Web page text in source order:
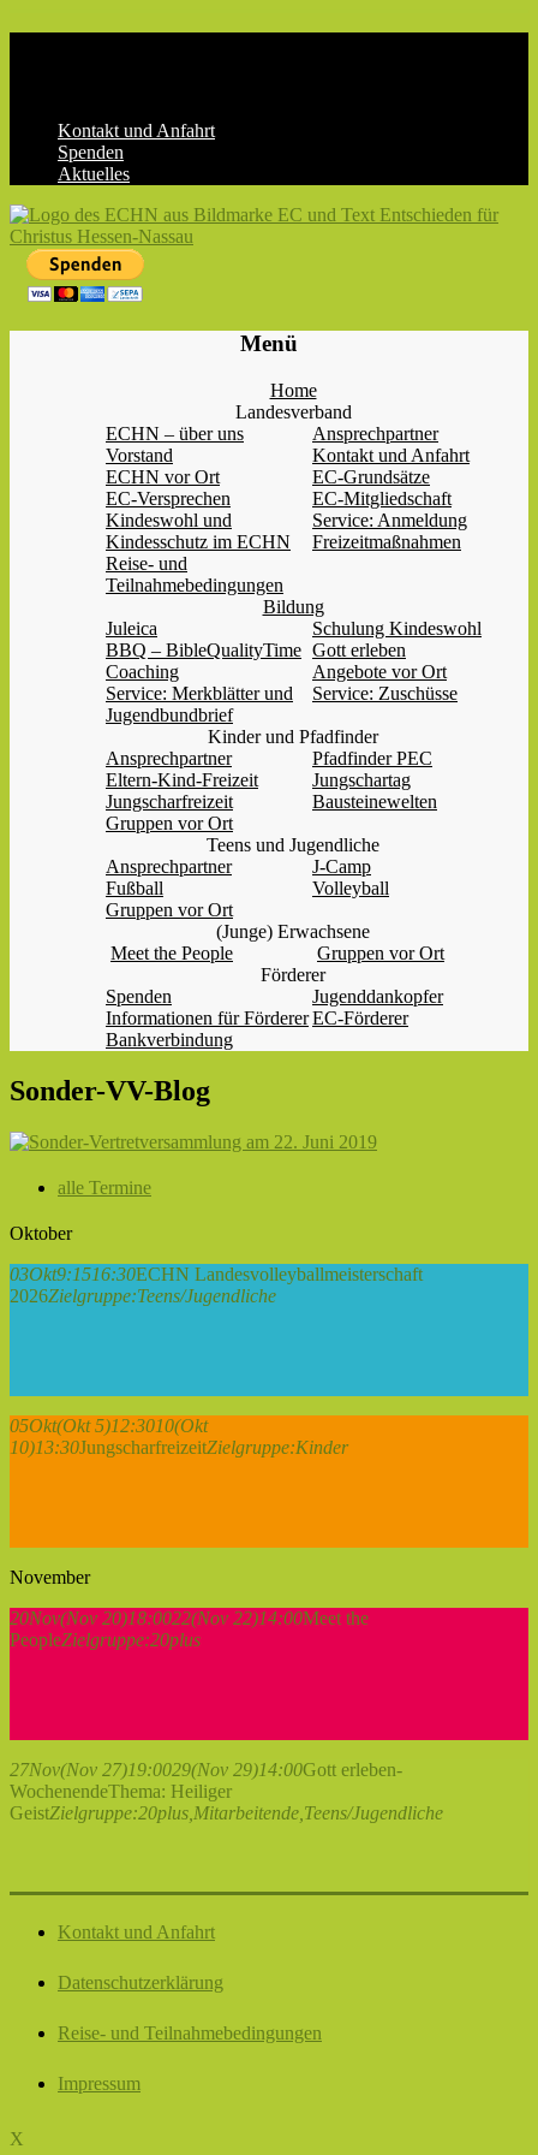
Kontakt und Anfahrt
Spenden
Aktuelles
ECHN
EC-
Menü
Home
Landesverband
ECHN – über uns
Ansprechpartner
Vorstand
Kontakt und Anfahrt
ECHN vor Ort
EC-Grundsätze
EC-Versprechen
EC-Mitgliedschaft
Kindeswohl und
Kindesschutz im ECHN
Service: Anmeldung
Freizeitmaßnahmen
Reise- und
Teilnahmebedingungen
Bildung
Juleica
Schulung Kindeswohl
BBQ – BibleQualityTime Gott erleben
Coaching
Angebote vor Ort
Service: Merkblätter und
Jugendbundbrief
Service: Zuschüsse
Kinder und Pfadfinder
Ansprechpartner
Pfadfinder PEC
Eltern-Kind-Freizeit
Jungschartag
Jungscharfreizeit
Bausteinewelten
Gruppen vor Ort
Teens und Jugendliche
Ansprechpartner
J-Camp
Fußball
Volleyball
Gruppen vor Ort
(Junge) Erwachsene
Meet the People
Gruppen vor Ort
Förderer
Spenden
Jugenddankopfer
Informationen für FördererEC-Förderer
Bankverbindung
Sonder-VV-Blog
alle Termine
Oktober
03Okt9:1516:30ECHN Landesvolleyballmeisterschaft
2026Zielgruppe:Teens/Jugendliche
05Okt(Okt 5)12:3010(Okt
10)13:30JungscharfreizeitZielgruppe:Kinder
November
20Nov(Nov 20)18:0022(Nov 22)14:00Meet the
PeopleZielgruppe:20plus
27Nov(Nov 27)19:0029(Nov 29)14:00Gott erleben-
WochenendeThema: Heiliger
GeistZielgruppe:20plus, Mitarbeitende, Teens/Jugendliche
Kontakt und Anfahrt
Datenschutzerklärung
Reise- und Teilnahmebedingungen
Impressum
X